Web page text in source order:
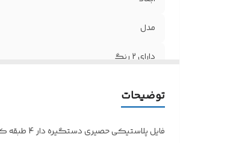
مدل
دارای 2 رنگ
توضیحات
فایل پلاستیکی حصیری دستگیره دار 4 طبقه کشویی